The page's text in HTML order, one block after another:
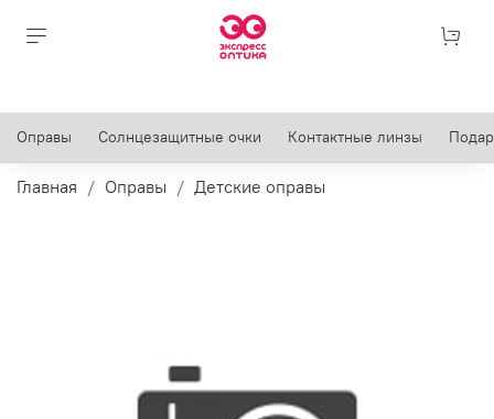
Оправы Солнцезащитные очки Контактные линзы
Главная Оправы Детские оправы